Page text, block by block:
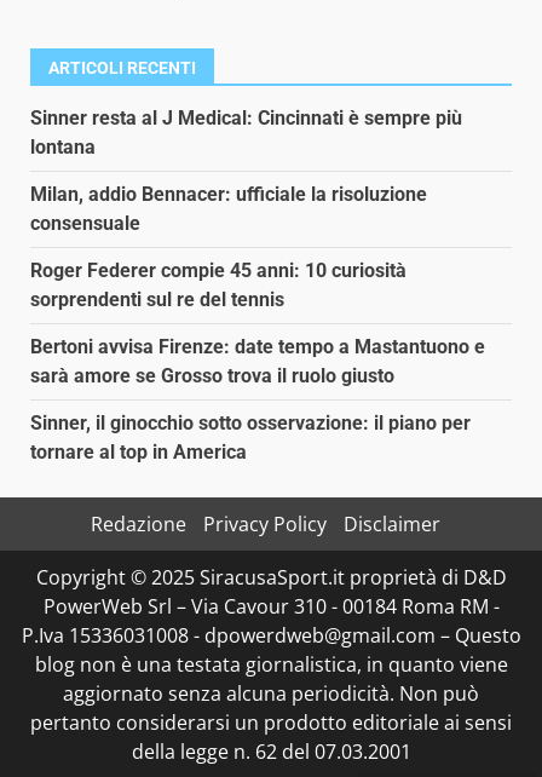
ARTICOLI RECENTI
Sinner resta al J Medical: Cincinnati è sempre più
lontana
Milan, addio Bennacer: ufficiale la risoluzione
consensuale
Roger Federer compie 45 anni: 10 curiosità
sorprendenti sul re del tennis
Bertoni avvisa Firenze: date tempo a Mastantuono e
sarà amore se Grosso trova il ruolo giusto
Sinner, il ginocchio sotto osservazione: il piano per
tornare al top in America
Redazione Privacy Policy
Disclaimer
Copyright © 2025 SiracusaSport.it proprietà di D&D
PowerWeb Srl – Via Cavour 310 - 00184 Roma RM -
P.Iva 15336031008 - dpowerdweb@gmail.com – Questo
blog non è una testata giornalistica, in quanto viene
aggiornato senza alcuna periodicità. Non può
pertanto considerarsi un prodotto editoriale ai sensi
della legge n. 62 del 07.03.2001